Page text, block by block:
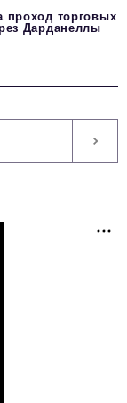
проход торговых
Дарданеллы